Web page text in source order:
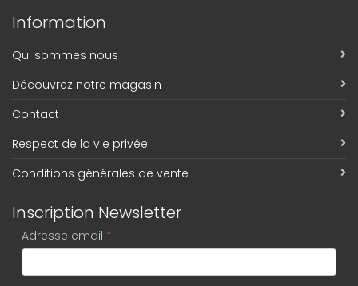
Information
Qui sommes nous
Découvrez notre magasin
Contact
Respect de la vie privée
Conditions générales de vente
Inscription Newsletter
Adresse email *